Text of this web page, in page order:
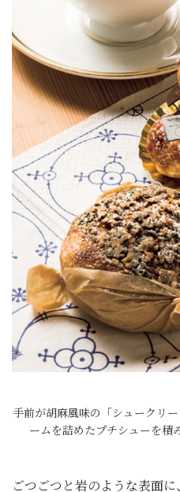
手前が胡麻風味の「シュークリ
ームを詰めたプチシューを積
ごつごつと岩のような表面